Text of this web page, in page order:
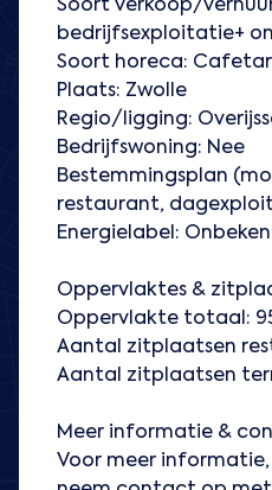
Soort verkoop/
bedrijfsexploitatie+
Soort horeca:
Plaats: Zwolle
Regio/ligging:
Bedrijfswoning: Nee
Bestemmingsplan
restaurant,
Energielabel:
Oppervlaktes &
Oppervlakte totaal:
Aantal zitplaatsen
Aantal zitplaatsen
Meer informatie &
Voor meer